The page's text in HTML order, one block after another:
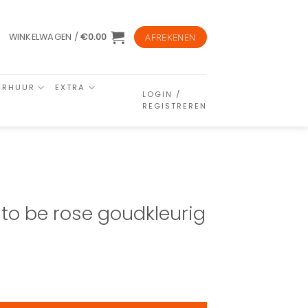
WINKELWAGEN /€0.00 AFREKENEN
EXTRA
LOGIN /
REGISTREREN
be rose goudkleurig